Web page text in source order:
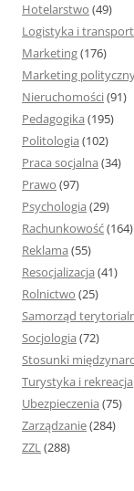
Hotelarstwo (49)
Logistyka i transport
Marketing(176)
Marketing
Nieruchomości(91)
Pedagogika (195)
Politologia (102)
Praca socjalna (34)
Prawo (97)
Psychologia (29)
Rachunkowość(164)
Reklama (55)
Resocjalizacja (41)
Rolnictwo (25)
Samorząd
Socjologia (72)
Stosunki
Turystyka i rekreacja
Ubezpieczenia (75)
Zarządzanie(284)
ZZL(288)